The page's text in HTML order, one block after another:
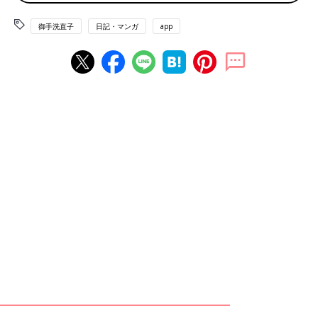
ゃあ1Ⅼを…と思ったところでサイズを見てみると、長いのであ
る。でかいのは想定していた。でかいのではない。長いのであ
る。
長さが35.8cmある。これがまたランドセルにギリ入らないので
御手洗直子 日記・マンガ app